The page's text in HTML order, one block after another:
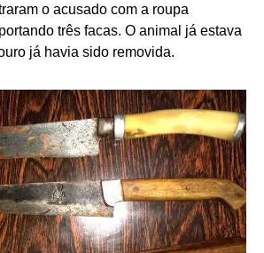
o acusado com a roupa
três facas. O animal já estava
já havia sido removida.